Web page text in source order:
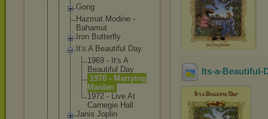
Gong
Hazmat Modine -
Bahamut
Iron Butterfly
It's A Beautiful Day
1969 - It's A
Beautifu l Day
1970 - Marrying
Maiden
1972 - Live At
Carnegie Hall
Janis Joplin
Its-a-Beautiful-